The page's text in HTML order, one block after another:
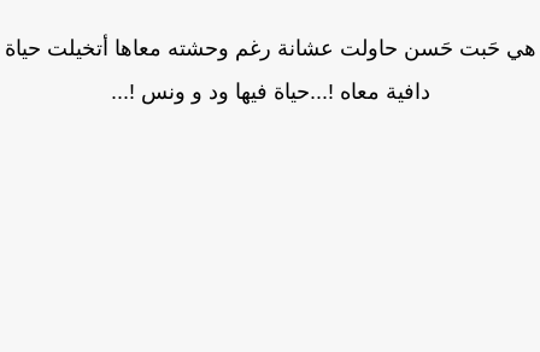
حَبت حَسن حاولت عشانة رغم وحشته معاها أتخيلت حياة
دافية معاه !...حياة فيها ود و ونس !...